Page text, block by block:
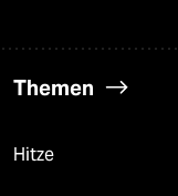
Themen
Hitze